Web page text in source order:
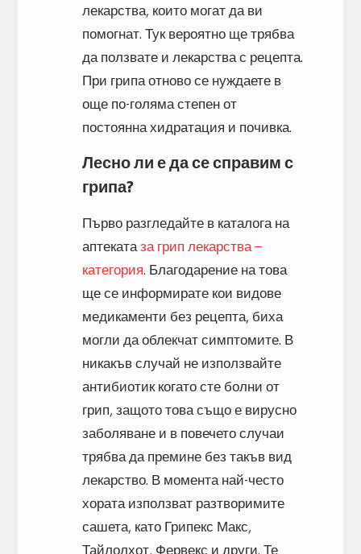
лекарства, които могат да ви
помогнат. Тук вероятно ще трябва
да ползвате и лекарства с рецепта.
При грипа отново се нуждаете в
още по-голяма степен от
постоянна хидратация и почивка.
Лесно ли е да се справим с
грипа?
Първо разгледайте в каталога на
аптекатаза грип лекарства –
категория. Благодарение на това
ще се информирате кои видове
медикаменти без рецепта, биха
могли да облекчат симптомите. В
никакъв случай не използвайте
антибиотик когато сте болни от
грип, защото това също е вирусно
заболяване и в повечето случаи
трябва да премине без такъв вид
лекарство. В момента най-често
хората използват разтворимите
сашета, като Грипекс Макс,
Тайлолхот, Фервекс и други. Те